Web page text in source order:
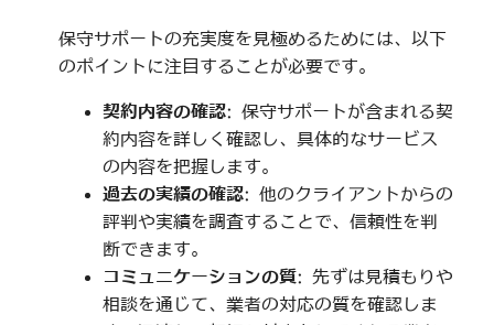
保守サポートの充実度を見極めるためには、以下
のポイントに注目することが必要です。
契約内容の確認: 保守サポートが含まれる契
約内容を詳しく確認し、具体的なサービス
の内容を把握します。
過去の実績の確認: 他のクライアントからの
評判や実績を調査することで、信頼性を判
断できます。
コミュニケーションの質: 先ずは見積もりや
相談を通じて、業者の対応の質を確認しま